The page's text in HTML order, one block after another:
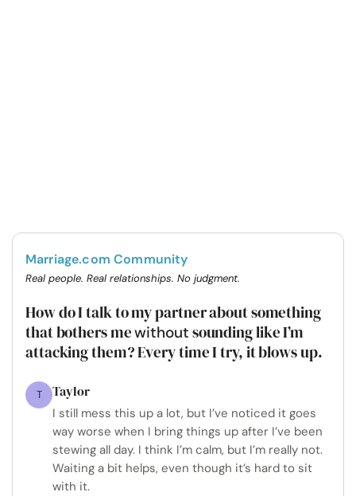
Marriage.com Community
Real people. Real relationships. No judgment.
How do I talk to my partner about something
that bothers mewithout sounding like I’m
attacking them? Every time I try, it blows up.
T Taylor
I still mess this up a lot, but I’ve noticed it goes
way worse when I bring things up after I’ve been
stewing all day. I think I’m calm, but I’m really not.
Waiting a bit helps, even though it’s hard to sit
with it.